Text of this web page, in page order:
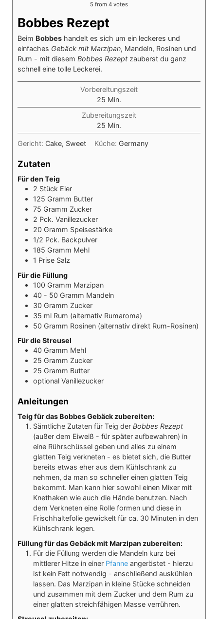
5 from 4 votes
Bobbes Rezept
Beim Bobbes handelt es sich um ein leckeres und
einfaches Gebäck mit Marzipan, Mandeln, Rosinen und
Rum - mit diesem Bobbes Rezept zauberst du ganz
schnell eine tolle Leckerei.
Vorbereitungszeit
25 Minuten
Min.
Zubereitungszeit
25 Minuten
Min.
Gericht: Cake, Sweet Küche: Germany
Zutaten
Für den Teig
2 Stück Eier
125 Gramm Butter
75 Gramm Zucker
2 Pck. Vanillezucker
20 Gramm Speisestärke
1/2 Pck. Backpulver
185 Gramm Mehl
1 Prise Salz
Für die Füllung
100 Gramm Marzipan
40 - 50 Gramm Mandeln
30 Gramm Zucker
35 ml Rum (alternativ Rumaroma)
50 Gramm Rosinen (alternativ direkt Rum-Rosinen)
Für die Streusel
40 Gramm Mehl
25 Gramm Zucker
25 Gramm Butter
optional Vanillezucker
Anleitungen
Teig für das Bobbes Gebäck zubereiten:
Sämtliche Zutaten für Teig der Bobbes Rezept
(außer dem Eiweiß - für später aufbewahren) in
eine Rührschüssel geben und alles zu einem
glatten Teig verkneten - es bietet sich, die Butter
bereits etwas eher aus dem Kühlschrank zu
nehmen, da man so schneller einen glatten Teig
bekommt. Man kann hier sowohl einen Mixer mit
Knethaken wie auch die Hände benutzen. Nach
dem Verkneten eine Rolle formen und diese in
Frischhaltefolie gewickelt für ca. 30 Minuten in den
Kühlschrank legen.
Füllung für das Gebäck mit Marzipan zubereiten:
Für die Füllung werden die Mandeln kurz bei
mittlerer Hitze in einer Pfanne angeröstet - hierzu
ist kein Fett notwendig - anschließend auskühlen
lassen. Das Marzipan in kleine Stücke schneiden
und zusammen mit dem Zucker und dem Rum zu
einer glatten streichfähigen Masse verrühren.